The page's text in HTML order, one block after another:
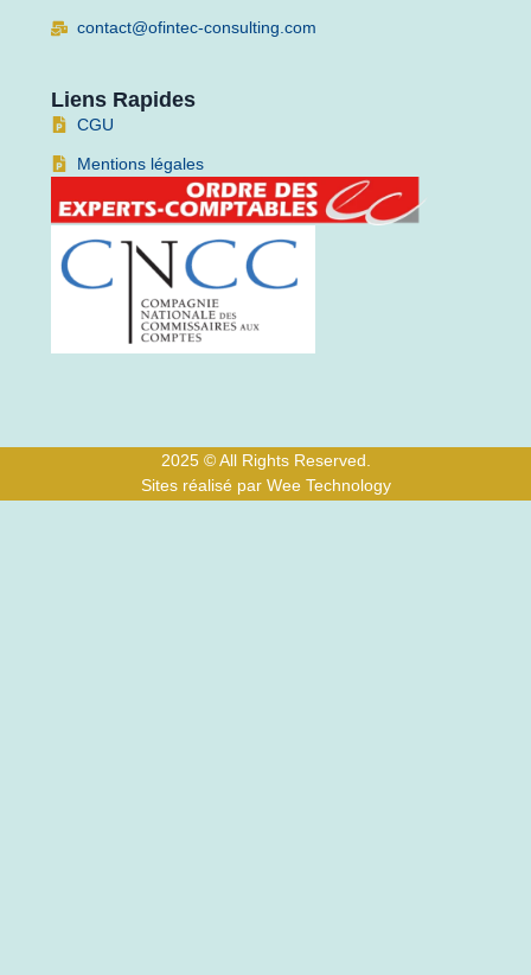
contact@ofintec-consulting.com
Liens Rapides
CGU
Mentions légales
2025 © All Rights Reserved.
Sites réalisé par Wee Technology